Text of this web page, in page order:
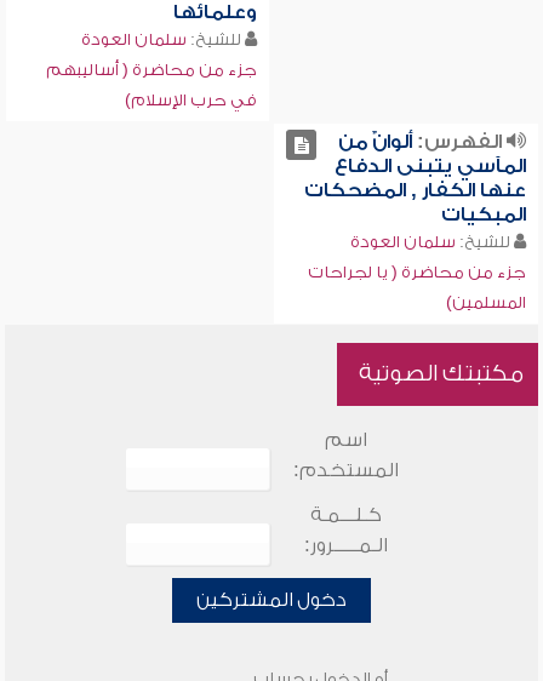
وعلمائها
للشيخ: سلمان العودة
جزء من محاضرة ( أساليبهم
في حرب الإسلام)
الفهرس:ألوانٌ من
المآسي يتبنى الدفاع
عنها الكفار , المضحكات
المبكيات
للشيخ: سلمان العودة
جزء من محاضرة ( يا لجراحات
المسلمين)
مكتبتك الصوتية
اسم
المستخدم:
كـلـــمـة
الـمـــــرور:
دخول المشتركين